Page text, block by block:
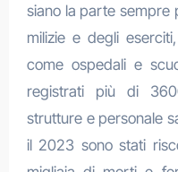
siano la parte sempre
milizie e degli
come ospedali e
registrati più di
strutture e personale
il 2023 sono stati